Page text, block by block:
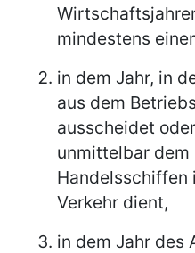
mindestens
in dem Jahr, in
aus dem
ausscheidet
unmittelbar dem
Handelsschiffen
Verkehr dient,
in dem Jahr des